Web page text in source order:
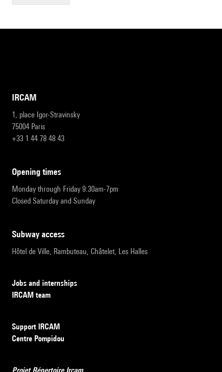
IRCAM
1, place Igor-Stravinsky
75004 Paris
+33 1 44 78 48 43
opening times
Monday through Friday 9:30am-7pm
Closed Saturday and Sunday
subway access
Hôtel de Ville, Rambuteau, Châtelet, Les Halles
Jobs and internships
IRCAM team
Support IRCAM
Centre Pompidou